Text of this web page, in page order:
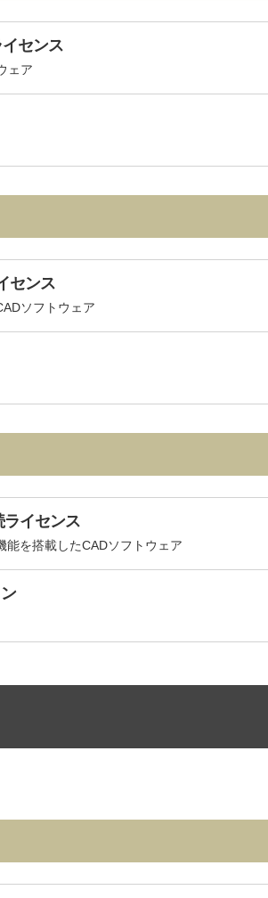
センス
ェア
センス
ソフトウェア
イセンス
を搭載したCADソフトウェア